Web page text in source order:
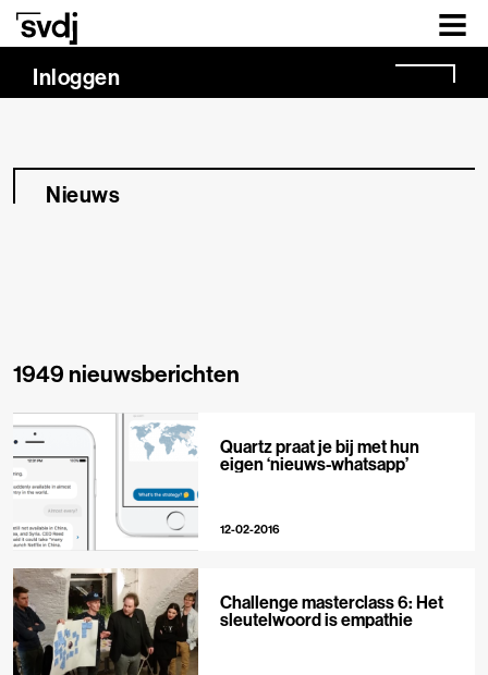
Naar hoofdinhoud
Inloggen
Nieuws
1949 nieuwsberichten
Quartz praat je bij met hun
eigen ‘nieuws-whatsapp’
12-02-2016
Challenge masterclass 6: Het
sleutelwoord is empathie